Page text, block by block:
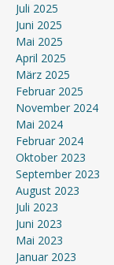
Juli 2025
Juni 2025
Mai 2025
April 2025
März 2025
Februar 2025
November 2024
Mai 2024
Februar 2024
Oktober 2023
September 2023
August 2023
Juli 2023
Juni 2023
Mai 2023
Januar 2023